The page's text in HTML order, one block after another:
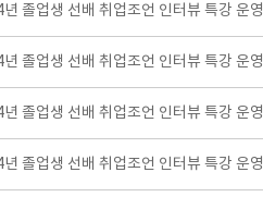
졸업생 선배 취업조언 인터뷰 특강 운영
졸업생 선배 취업조언 인터뷰 특강 운영
졸업생 선배 취업조언 인터뷰 특강 운영
졸업생 선배 취업조언 인터뷰 특강 운영